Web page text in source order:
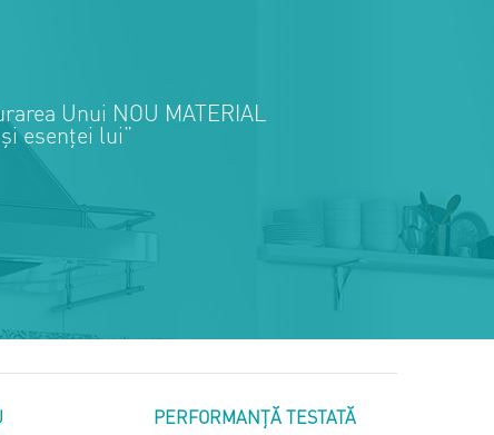
Unui NOU MATERIAL
esenței lui”
PERFORMANȚĂ TESTATĂ